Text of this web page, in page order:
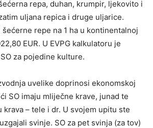
repa, duhan, krumpir, ljekovito i
uljana repica i druge uljarice.
šećerne repe na 1 ha u kontinentalnoj
EUR. U EVPG kalkulatoru je
za pojedine kulture.
uvelike doprinosi ekonomskoj
SO imaju mliječne krave, junad te
krava – tele i dr. U svojem upitu ste
svinje. SO za pet svinja (za tov)